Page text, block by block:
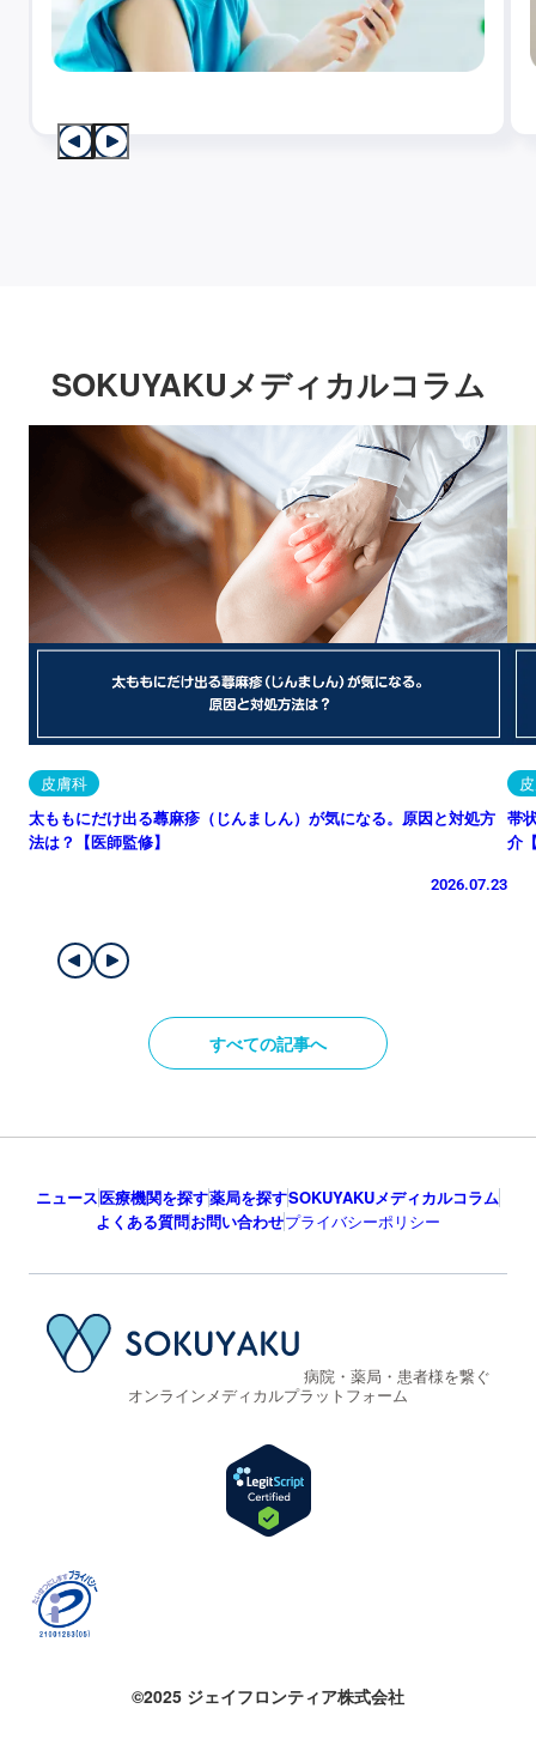
SOKUYAKUメディカルコラム
皮膚科
太ももにだけ出る蕁麻疹（じんましん）が気になる。原因と対処方
法は？【医師監修】
2026.07.23
帯
介
すべての記事へ
ニュース医療機関を探す薬局を探すSOKUYAKUメディカルコラム
よくある質問お問い合わせプライバシーポリシー
病院・薬局・患者様を繋ぐ
オンラインメディカルプラットフォーム
©2025 ジェイフロンティア株式会社